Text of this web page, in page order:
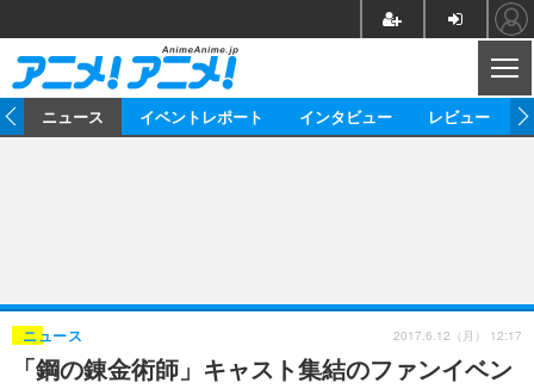
ゲーム グッズ
海外イベント ビジネス
俳優・タレント アーティスト
アニメ 実写
動画
ニュース イベントレポート インタビュー レビュー
「鋼の錬金術師」キャスト集結のファンイベン
ニュース 2017.6.12（月） 12:17